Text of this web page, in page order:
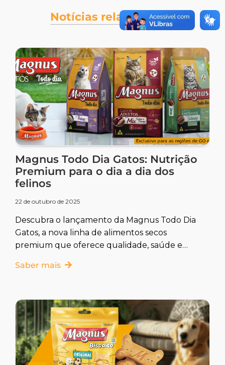
Notícias relacionadas
Magnus Todo Dia Gatos: Nutrição
Premium para o dia a dia dos
felinos
22 de outubro de 2025
Descubra o lançamento da Magnus Todo Dia
Gatos, a nova linha de alimentos secos
premium que oferece qualidade, saúde e
seguindo o padrão de excelência já
Saber mais